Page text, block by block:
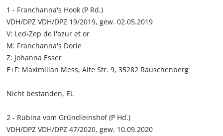
1 - Franchanna's Hook (P Rd.)
VDH/DPZ VDH/DPZ 19/2019, gew. 02.05.2019
V: Led-Zep de l'azur et or
M: Franchanna's Dorie
Z: Johanna Esser
E+F: Maximilian Mess, Alte Str. 9, 35282 Rauschenberg
Nicht bestanden, EL
2 - Rubina vom Gründleinshof (P Hd.)
VDH/DPZ VDH/DPZ 47/2020, gew. 10.09.2020